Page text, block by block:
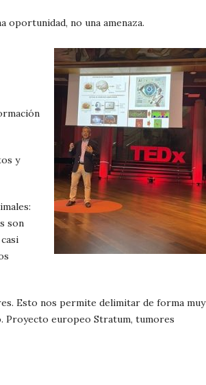
no una amenaza.
y
son
Esto nos permite delimitar de forma muy
Proyecto europeo Stratum, tumores